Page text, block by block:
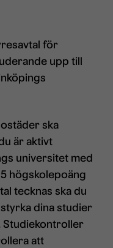
för
upp till
ska
är aktivt
universitet med
högskolepoäng
tecknas ska du
dina studier
Studiekontroller
att